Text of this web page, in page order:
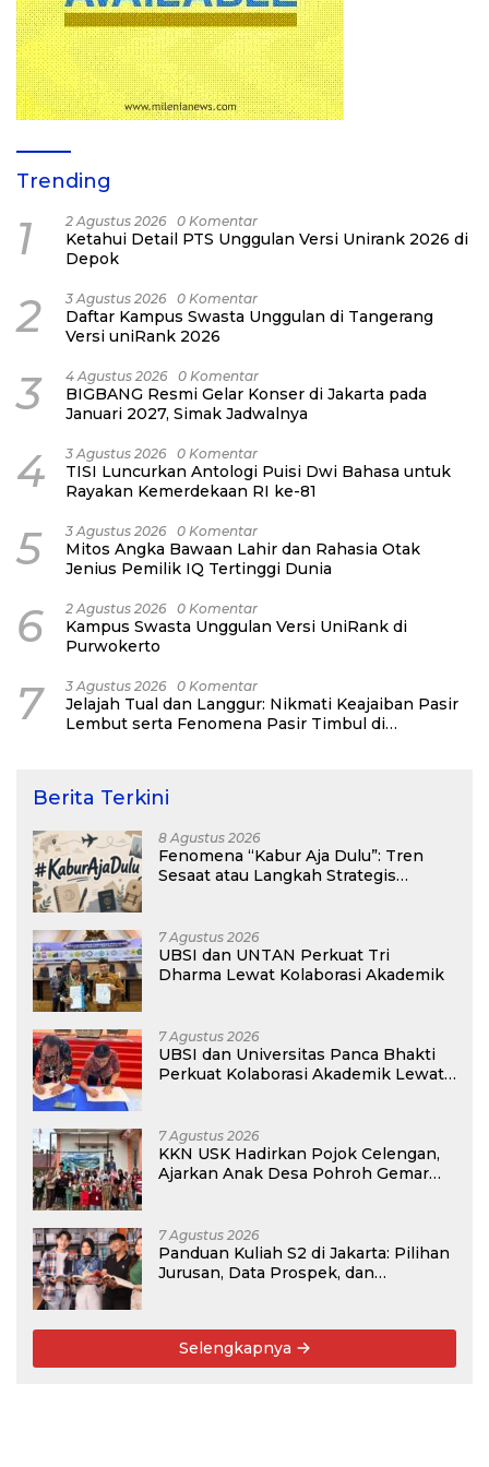
Trending
1 2 Agustus 2026 0 Komentar
Ketahui Detail PTS Unggulan Versi Unirank 2026 di
Depok
2 3 Agustus 2026 0 Komentar
Daftar Kampus Swasta Unggulan di Tangerang
Versi uniRank 2026
3 4 Agustus 2026 0 Komentar
BIGBANG Resmi Gelar Konser di Jakarta pada
Januari 2027, Simak Jadwalnya
4 3 Agustus 2026 0 Komentar
TISI Luncurkan Antologi Puisi Dwi Bahasa untuk
Rayakan Kemerdekaan RI ke-81
5 3 Agustus 2026 0 Komentar
Mitos Angka Bawaan Lahir dan Rahasia Otak
Jenius Pemilik IQ Tertinggi Dunia
6 2 Agustus 2026 0 Komentar
Kampus Swasta Unggulan Versi UniRank di
Purwokerto
7 3 Agustus 2026 0 Komentar
Jelajah Tual dan Langgur: Nikmati Keajaiban Pasir
Lembut serta Fenomena Pasir Timbul di
Berita Terkini
8 Agustus 2026
Fenomena “Kabur Aja Dulu”: Tren
Sesaat atau Langkah Strategis
7 Agustus 2026
UBSI dan UNTAN Perkuat Tri
Dharma Lewat Kolaborasi Akademik
7 Agustus 2026
UBSI dan Universitas Panca Bhakti
Perkuat Kolaborasi Akademik Lewat
7 Agustus 2026
KKN USK Hadirkan Pojok Celengan,
Ajarkan Anak Desa Pohroh Gemar
7 Agustus 2026
Panduan Kuliah S2 di Jakarta: Pilihan
Jurusan, Data Prospek, dan
Selengkapnya